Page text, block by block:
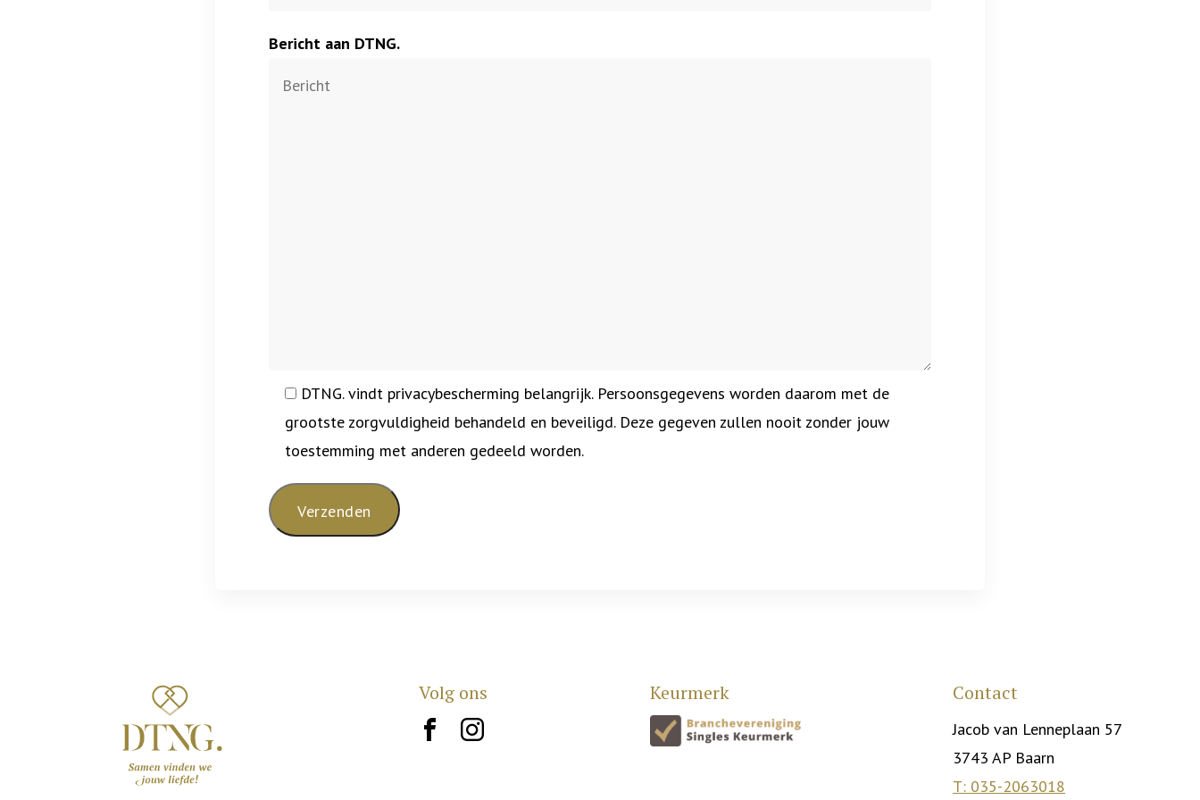
Bericht aan DTNG.
DTNG. vindt privacybescherming belangrijk. Persoonsgegevens worden daarom met de
grootste zorgvuldigheid behandeld en beveiligd. Deze gegeven zullen nooit zonder jouw
toestemming met anderen gedeeld worden.
Volg ons
brand10 brand12
Keurmerk Contact
Jacob van Lenneplaan 57
3743 AP Baarn
T: 035-2063018